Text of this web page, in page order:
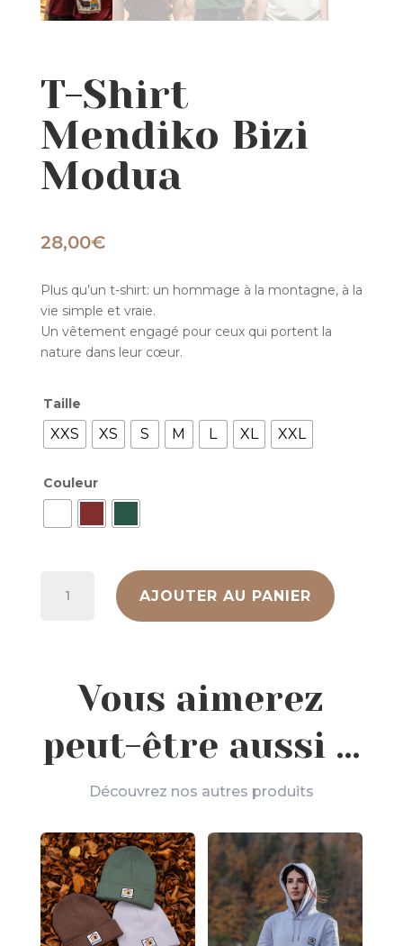
T-Shirt
Mendiko Bizi
Modua
28,00€
Plus qu’un t-shirt: un hommage à la montagne, à la
vie simple et vraie.
Un vêtement engagé pour ceux qui portent la
nature dans leur cœur.
Taille
XXS XS S M L XL XXL
Couleur
AJOUTER AU PANIER
Vous aimerez
peut-être aussi …
Découvrez nos autres produits